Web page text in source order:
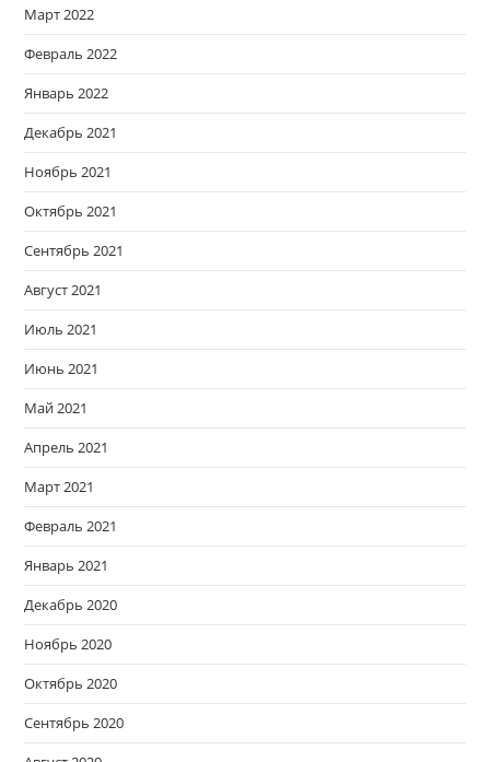
Март 2022
Февраль 2022
Январь 2022
Декабрь 2021
Ноябрь 2021
Октябрь 2021
Сентябрь 2021
Август 2021
Июль 2021
Июнь 2021
Май 2021
Апрель 2021
Март 2021
Февраль 2021
Январь 2021
Декабрь 2020
Ноябрь 2020
Октябрь 2020
Сентябрь 2020